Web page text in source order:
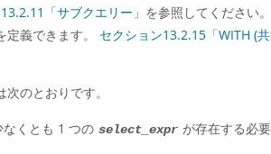
「サブクエリー」 を参照してください。
義できます。 セクション13.2.15「WITH (共
のとおりです。
くとも 1 つの select_expr が存在する必